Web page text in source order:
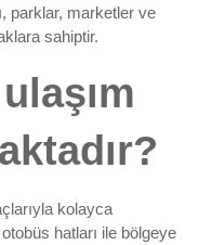
parklar, marketler ve
sahiptir.
kolayca
hatları ile bölgeye